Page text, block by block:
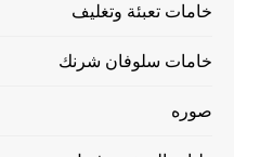
خامات تعبئة وتغليف
خامات سلوفان شرنك
صوره